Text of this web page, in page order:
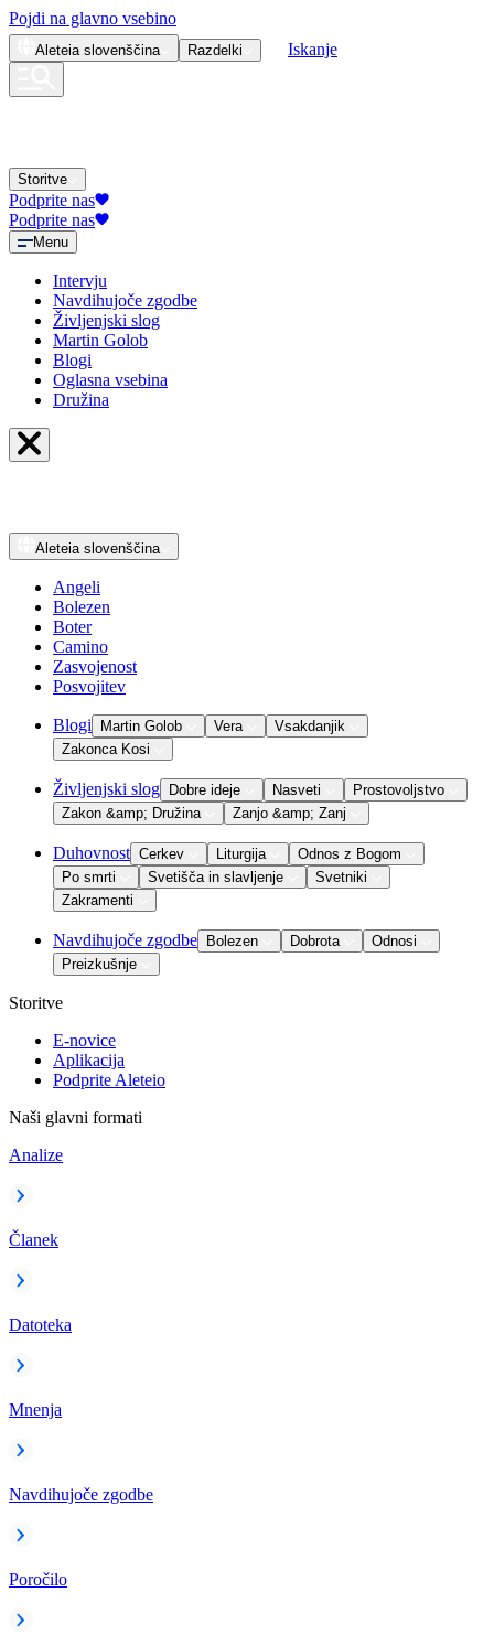
Pojdi na glavno vsebino
Aleteia slovenščina Razdelki Iskanje
Storitve
Podprite nas
Podprite nas
Menu
Intervju
Navdihujoče zgodbe
Življenjski slog
Martin Golob
Blogi
Oglasna vsebina
Družina
Aleteia slovenščina
Angeli
Bolezen
Boter
Camino
Zasvojenost
Posvojitev
Blogi Martin Golob Vera
Vsakdanjik
Zakonca Kosi
Življenjski slog Dobre ideje Nasveti
Prostovoljstvo
Zakon &amp; Družina
Zanjo &amp; Zanj
Duhovnost Cerkev Liturgija
Odnos z Bogom
Po smrti
Svetišča in slavljenje
Svetniki
Zakramenti
Navdihujoče zgodbe Bolezen Dobrota
Odnosi
Preizkušnje
Storitve
E-novice
Aplikacija
Podprite Aleteio
Naši glavni formati
Analize
Članek
Datoteka
Mnenja
Navdihujoče zgodbe
Poročilo